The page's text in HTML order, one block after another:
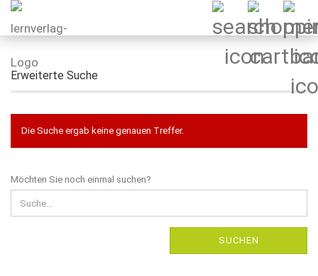
Erweiterte Suche
Die Suche ergab keine genauen Treffer.
MÖCHTEN
SIE
NOCH
EINMAL
Möchten Sie noch einmal suchen?
SUCHEN